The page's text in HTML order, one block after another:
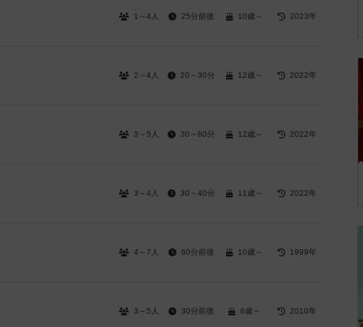
1～4人 25分前後 10歳～ 2023年
2～4人 20～30分 12歳～ 2022年
3～5人 30～60分 12歳～ 2022年
3～4人 30～40分 11歳～ 2022年
4～7人 60分前後 10歳～ 1999年
3～5人 30分前後 8歳～ 2010年